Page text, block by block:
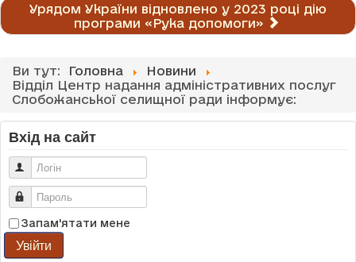
Урядом України відновлено у 2023 році дію
програми «Рука допомоги»
Ви тут: Головна
Новини
Відділ Центр надання адміністративних послуг
Слобожанської селищної ради інформує:
Вхід на сайт
Логін
Пароль
Запам'ятати мене
Увійти